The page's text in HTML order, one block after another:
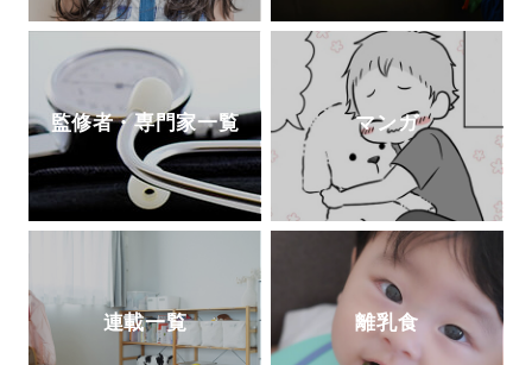
監修者・専門家一覧 マンガ
連載一覧 離乳食